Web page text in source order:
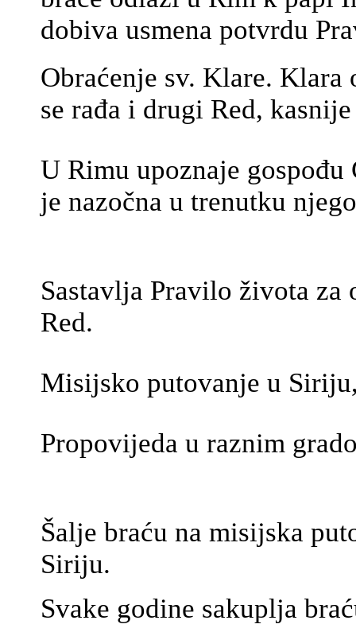
dobiva usmena potvrdu
Obraćenje sv. Klare.
se rađa i drugi Red,
U Rimu upoznaje
je nazočna u trenutku
Sastavlja Pravilo života
Red.
Misijsko putovanje u
Propovijeda u raznim
Šalje braću na misijska
Siriju.
Svake godine sakuplja